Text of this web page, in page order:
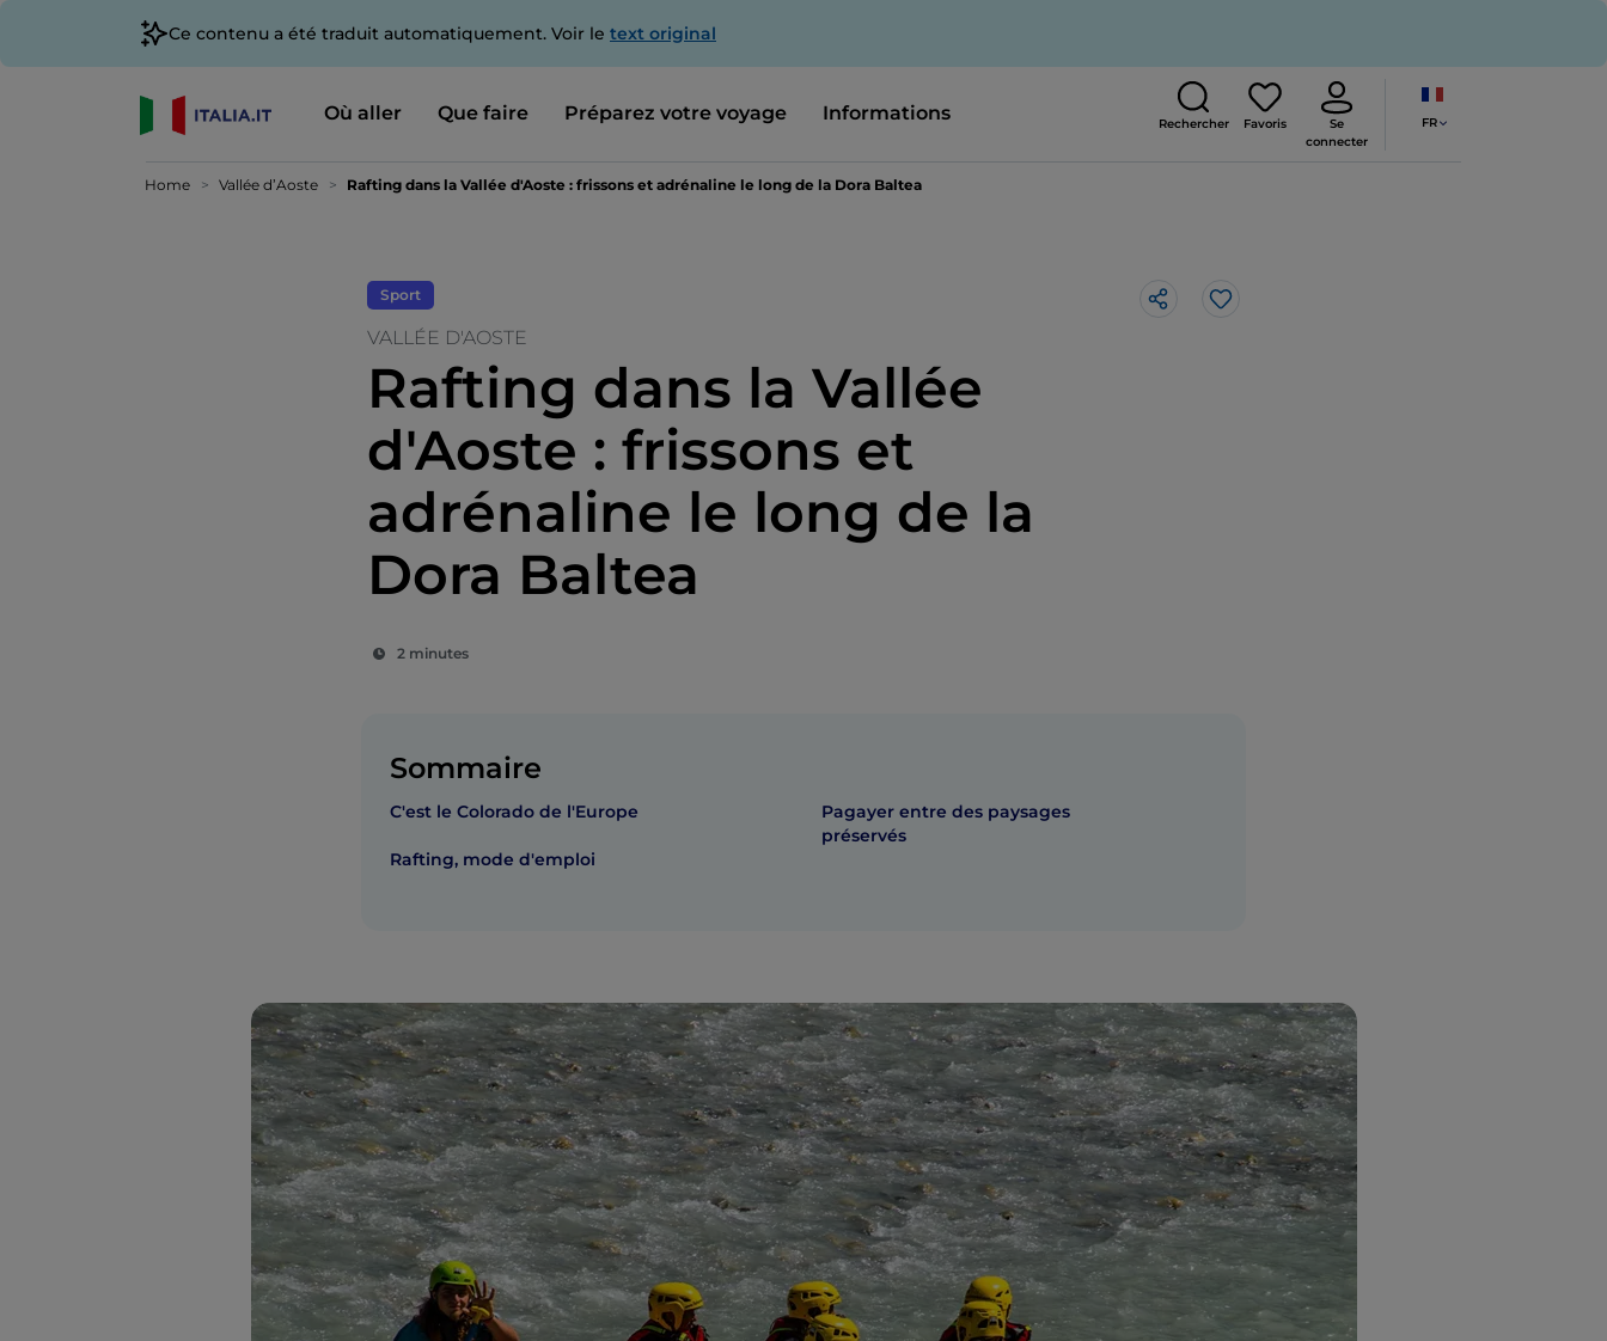
Ce contenu a été traduit automatiquement. Voir le text original
Où aller Que faire Préparez votre voyage Informations Rechercher Favoris
Se
connecter
FR
Home Vallée d’Aoste Rafting dans la Vallée d'Aoste : frissons et adrénaline le long de la Dora Baltea
Sport
VALLÉE D'AOSTE
Rafting dans la Vallée
d'Aoste : frissons et
adrénaline le long de la
Dora Baltea
2 minutes
J’aime
Sommaire
C'est le Colorado de l'Europe
Rafting, mode d'emploi
Pagayer entre des paysages
préservés